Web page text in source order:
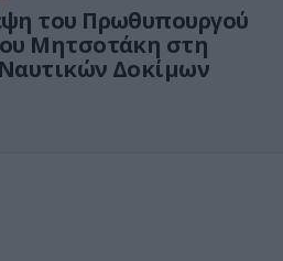
του Πρωθυπουργού
Μητσοτάκη στη
Δοκίμων